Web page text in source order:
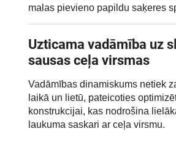
malas pievieno papildu saķeres
Uzticama vadāmība uz
sausas ceļa virsmas
Vadāmības dinamiskums netiek
laikā un lietū, pateicoties
konstrukcijai, kas nodrošina
laukuma saskari ar ceļa virsmu.